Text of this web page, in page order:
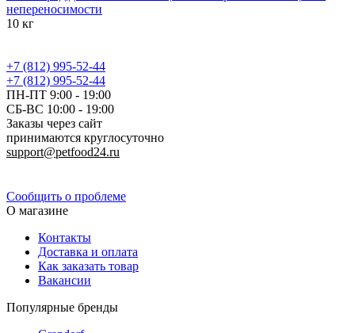
непереносимости
10 кг
+7 (812) 995-52-44
+7 (812) 995-52-44
ПН-ПТ 9:00 - 19:00
СБ-ВС 10:00 - 19:00
Заказы через сайт
принимаются круглосуточно
support@petfood24.ru
Сообщить о проблеме
О магазине
Контакты
Доставка и оплата
Как заказать товар
Вакансии
Популярные бренды